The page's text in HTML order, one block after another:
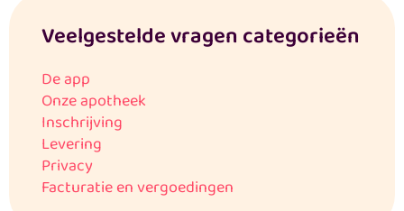
Veelgestelde vragen categorieën
De app
Onze apotheek
Inschrijving
Levering
Privacy
Facturatie en vergoedingen